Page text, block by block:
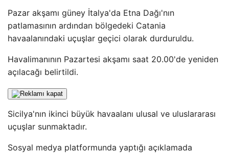
Pazar akşamı güney İtalya'da Etna Dağı'nın
patlamasının ardından bölgedeki Catania
havaalanındaki uçuşlar geçici olarak durduruldu.
Havalimanının Pazartesi akşamı saat 20.00'de yeniden
açılacağı belirtildi.
Sicilya'nın ikinci büyük havaalanı ulusal ve uluslararası
uçuşlar sunmaktadır.
Sosyal medya platformunda yaptığı açıklamada